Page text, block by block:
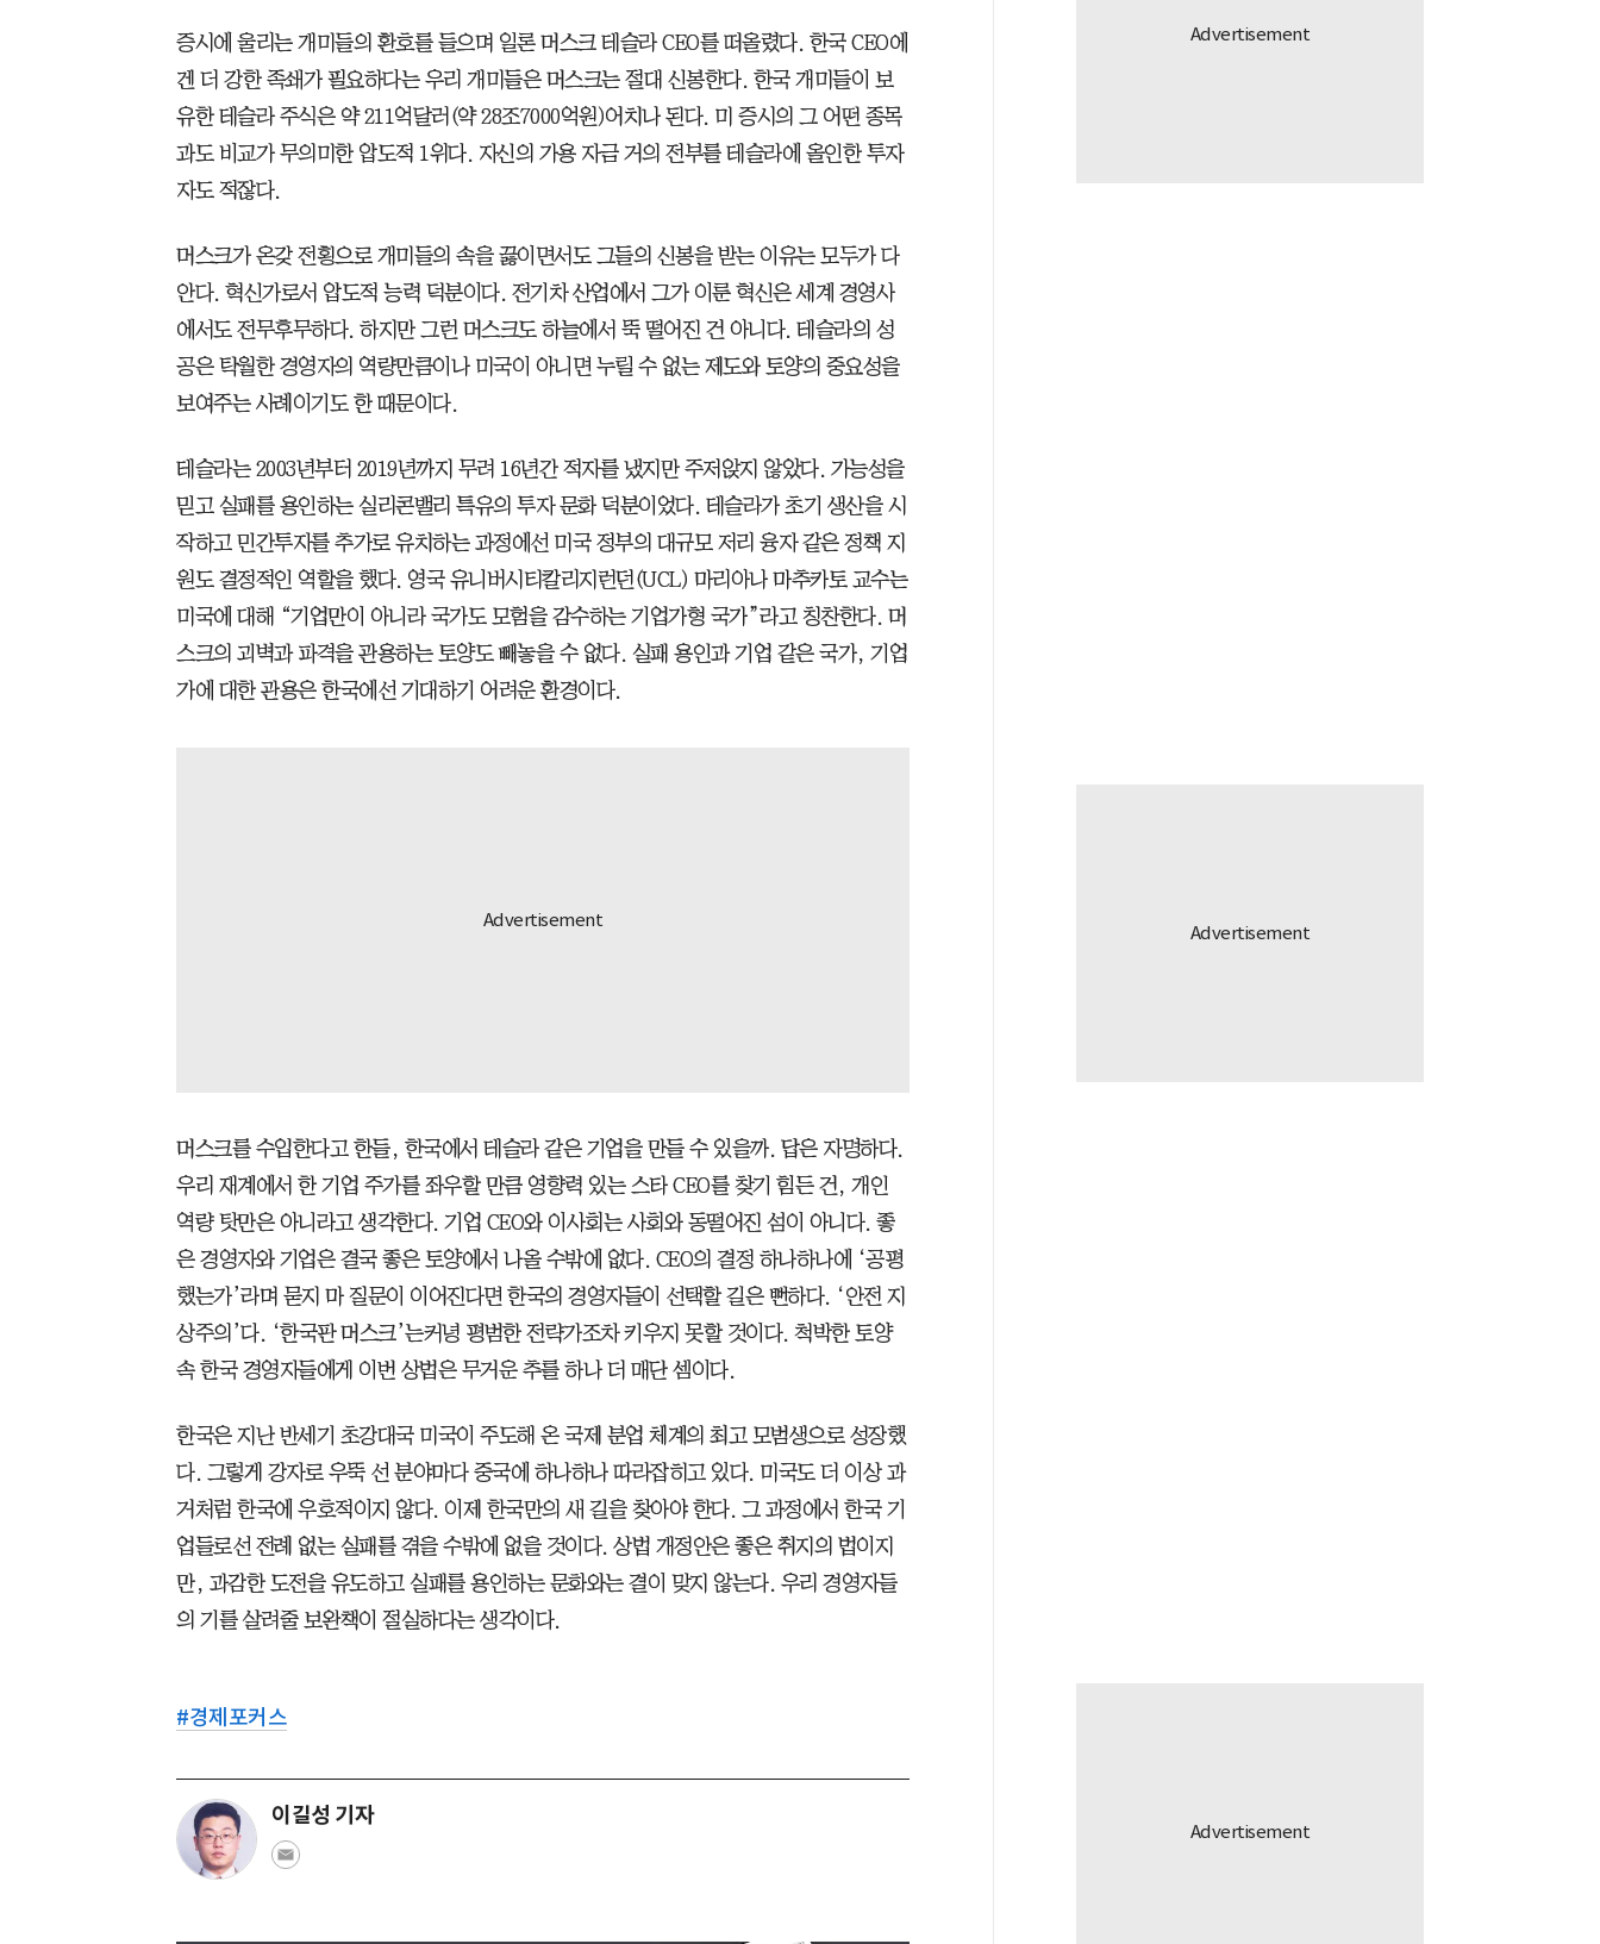
증시에 울리는 개미들의 환호를 들으며 일론 머스크 테슬라 CEO를 떠올렸다. 한국 CEO에
겐 더 강한 족쇄가 필요하다는 우리 개미들은 머스크는 절대 신봉한다. 한국 개미들이 보
유한 테슬라 주식은 약 211억달러(약 28조7000억원)어치나 된다. 미 증시의 그 어떤 종목
과도 비교가 무의미한 압도적 1위다. 자신의 가용 자금 거의 전부를 테슬라에 올인한 투자
자도 적잖다.
머스크가 온갖 전횡으로 개미들의 속을 끓이면서도 그들의 신봉을 받는 이유는 모두가 다
안다. 혁신가로서 압도적 능력 덕분이다. 전기차 산업에서 그가 이룬 혁신은 세계 경영사
에서도 전무후무하다. 하지만 그런 머스크도 하늘에서 뚝 떨어진 건 아니다. 테슬라의 성
공은 탁월한 경영자의 역량만큼이나 미국이 아니면 누릴 수 없는 제도와 토양의 중요성을
보여주는 사례이기도 한 때문이다.
테슬라는 2003년부터 2019년까지 무려 16년간 적자를 냈지만 주저앉지 않았다. 가능성을
믿고 실패를 용인하는 실리콘밸리 특유의 투자 문화 덕분이었다. 테슬라가 초기 생산을 시
작하고 민간투자를 추가로 유치하는 과정에선 미국 정부의 대규모 저리 융자 같은 정책 지
원도 결정적인 역할을 했다. 영국 유니버시티칼리지런던(UCL) 마리아나 마추카토 교수는
미국에 대해 “기업만이 아니라 국가도 모험을 감수하는 기업가형 국가”라고 칭찬한다. 머
스크의 괴벽과 파격을 관용하는 토양도 빼놓을 수 없다. 실패 용인과 기업 같은 국가, 기업
가에 대한 관용은 한국에선 기대하기 어려운 환경이다.
머스크를 수입한다고 한들, 한국에서 테슬라 같은 기업을 만들 수 있을까. 답은 자명하다.
우리 재계에서 한 기업 주가를 좌우할 만큼 영향력 있는 스타 CEO를 찾기 힘든 건, 개인
역량 탓만은 아니라고 생각한다. 기업 CEO와 이사회는 사회와 동떨어진 섬이 아니다. 좋
은 경영자와 기업은 결국 좋은 토양에서 나올 수밖에 없다. CEO의 결정 하나하나에 ‘공평
했는가’라며 묻지 마 질문이 이어진다면 한국의 경영자들이 선택할 길은 뻔하다. ‘안전 지
상주의’다. ‘한국판 머스크’는커녕 평범한 전략가조차 키우지 못할 것이다. 척박한 토양
속 한국 경영자들에게 이번 상법은 무거운 추를 하나 더 매단 셈이다.
한국은 지난 반세기 초강대국 미국이 주도해 온 국제 분업 체계의 최고 모범생으로 성장했
다. 그렇게 강자로 우뚝 선 분야마다 중국에 하나하나 따라잡히고 있다. 미국도 더 이상 과
거처럼 한국에 우호적이지 않다. 이제 한국만의 새 길을 찾아야 한다. 그 과정에서 한국 기
업들로선 전례 없는 실패를 겪을 수밖에 없을 것이다. 상법 개정안은 좋은 취지의 법이지
만, 과감한 도전을 유도하고 실패를 용인하는 문화와는 결이 맞지 않는다. 우리 경영자들
의 기를 살려줄 보완책이 절실하다는 생각이다.
#경제포커스
이길성 기자